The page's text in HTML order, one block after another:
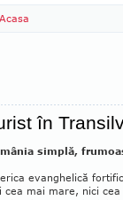
Acasa
în
simplă,
evanghelică
cea mai mare, nici